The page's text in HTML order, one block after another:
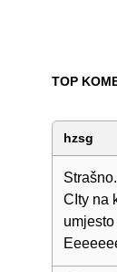
TOP
hzsg
CIty na